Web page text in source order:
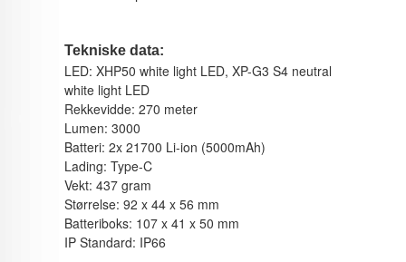
Tekniske data:
LED: XHP50 white light LED, XP-G3 S4 neutral
white light LED
Rekkevidde: 270 meter
Lumen: 3000
Batteri: 2x 21700 Li-ion (5000mAh)
Lading: Type-C
Vekt: 437 gram
Størrelse: 92 x 44 x 56 mm
Batteriboks: 107 x 41 x 50 mm
IP Standard: IP66